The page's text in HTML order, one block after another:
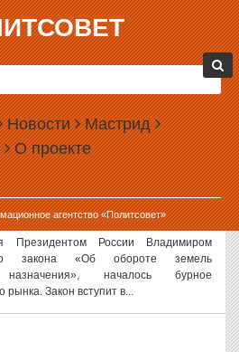
Новости Мастрид
О проекте
агентство «Политсовет»
— статью на такую тему
московское издательство в конкурсном
даже премия солидная обещана. Что
УЖЕ ЕСТЬ
Президентом России Владимиром
закона «Об обороте земель
назначения», началось бурное
Закон вступит в...